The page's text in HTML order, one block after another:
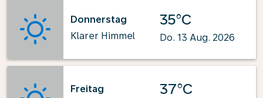
Donnerstag
Klarer Himmel
35°C
Do. 13 Aug. 2026
Freitag
37°C